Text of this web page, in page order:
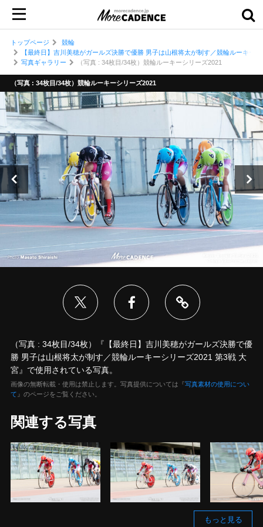
トップページ
競輪
【最終日】吉川美穂がガールズ決勝で優勝 男子は山根将太が制す／競輪ルーキー
写真ギャラリー
（写真 : 34枚目/34枚）競輪ルーキーシリーズ2021
（写真 : 34枚目/34枚）競輪ルーキーシリーズ2021
（写真 : 34枚目/34枚）『【最終日】吉川美穂がガールズ決勝で優
勝 男子は山根将太が制す／競輪ルーキーシリーズ2021 第3戦 大
宮』で使用されている写真。
画像の無断転載・使用は禁止します。写真提供については『写真素材の使用につい
て 』のページをご覧ください。
関連する写真
もっと見る